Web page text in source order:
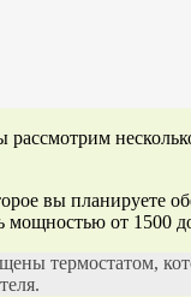
вы планируете
мощностью от 1500
термостатом,